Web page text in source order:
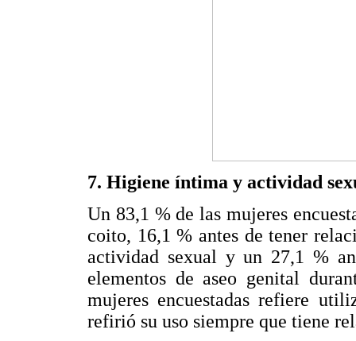
7. Higiene íntima y actividad
Un 83,1 % de las mujeres
coito, 16,1 % antes de tener
actividad sexual y un 27,1 %
elementos de aseo genital
mujeres encuestadas refiere
refirió su uso siempre que tiene